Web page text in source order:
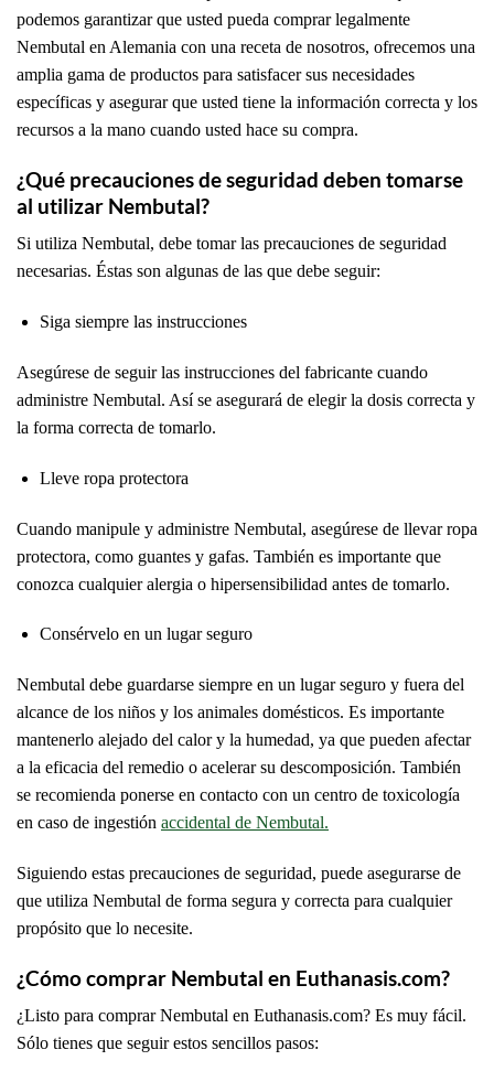
podemos garantizar que usted pueda comprar legalmente
Nembutal en Alemania con una receta de nosotros, ofrecemos una
amplia gama de productos para satisfacer sus necesidades
específicas y asegurar que usted tiene la información correcta y los
recursos a la mano cuando usted hace su compra.
¿Qué precauciones de seguridad deben tomarse
al utilizar Nembutal?
Si utiliza Nembutal, debe tomar las precauciones de seguridad
necesarias. Éstas son algunas de las que debe seguir:
Siga siempre las instrucciones
Asegúrese de seguir las instrucciones del fabricante cuando
administre Nembutal. Así se asegurará de elegir la dosis correcta y
la forma correcta de tomarlo.
Lleve ropa protectora
Cuando manipule y administre Nembutal, asegúrese de llevar ropa
protectora, como guantes y gafas. También es importante que
conozca cualquier alergia o hipersensibilidad antes de tomarlo.
Consérvelo en un lugar seguro
Nembutal debe guardarse siempre en un lugar seguro y fuera del
alcance de los niños y los animales domésticos. Es importante
mantenerlo alejado del calor y la humedad, ya que pueden afectar
a la eficacia del remedio o acelerar su descomposición. También
se recomienda ponerse en contacto con un centro de toxicología
en caso de ingestión accidental de Nembutal.
Siguiendo estas precauciones de seguridad, puede asegurarse de
que utiliza Nembutal de forma segura y correcta para cualquier
propósito que lo necesite.
¿Cómo comprar Nembutal en Euthanasis.com?
¿Listo para comprar Nembutal en Euthanasis.com? Es muy fácil.
Sólo tienes que seguir estos sencillos pasos: